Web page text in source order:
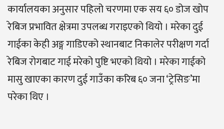
कार्यालयका अनुसार पहिलो चरणमा एक सय ६० डोज खोप
रेबिज प्रभावित क्षेत्रमा उपलब्ध गराइएको थियो । मरेका दुई
गाईका केही अङ्ग गाडिएको स्थानबाट निकालेर परीक्षण गर्दा
रेबिज रोगबाट गाई मरेको पुष्टि भएको थियो । मरेका गाईको
मासु खाएका कारण दुई गाउँका करिब ६० जना ‘ट्रेसिङ’मा
परेका थिए ।